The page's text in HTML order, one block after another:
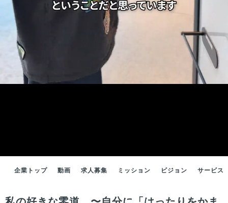
企業トップ 動画 求人募集 ミッション ビジョン サービス